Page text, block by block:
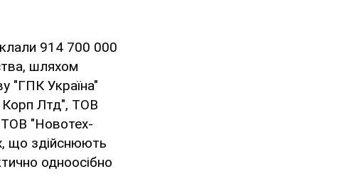
914 700 000
шляхом
"ГПК Україна"
Корп Лтд", ТОВ
ТОВ "Новотех-
що здійснюють
одноосібно